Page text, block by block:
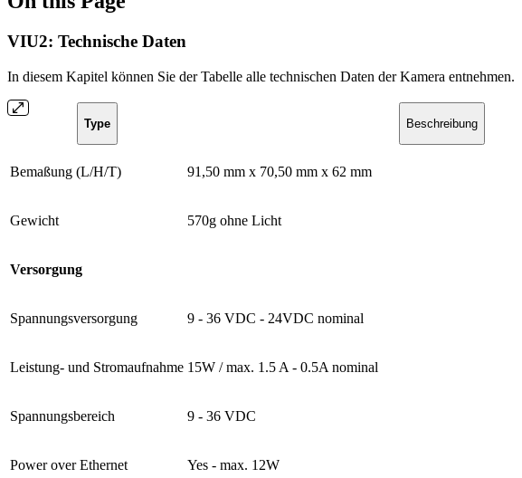
VIU2: Technische Daten
In diesem Kapitel können Sie der Tabelle alle technischen Daten der Kamera entnehmen.
Type Beschreibung
Bemaßung (L/H/T) 91,50 mm x 70,50 mm x 62 mm
Gewicht 570g ohne Licht
Versorgung
Spannungsversorgung 9 - 36 VDC - 24VDC nominal
Leistung- und Stromaufnahme 15W / max. 1.5 A - 0.5A nominal
Spannungsbereich 9 - 36 VDC
Power over Ethernet Yes - max. 12W